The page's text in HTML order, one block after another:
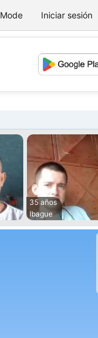
Mode Iniciar sesión
35 años
Ibague